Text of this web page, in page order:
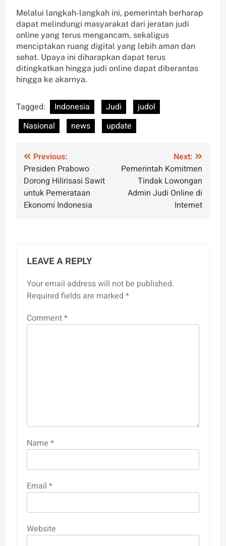
Melalui langkah-langkah ini, pemerintah berharap
dapat melindungi masyarakat dari jeratan judi
online yang terus mengancam, sekaligus
menciptakan ruang digital yang lebih aman dan
sehat. Upaya ini diharapkan dapat terus
ditingkatkan hingga judi online dapat diberantas
hingga ke akarnya.
Tagged: Indonesia Judi
judol
Nasional
news update
Post
navigation
Previous:
Presiden Prabowo
Dorong Hilirisasi Sawit
untuk Pemerataan
Ekonomi Indonesia
Next:
Pemerintah Komitmen
Tindak Lowongan
Admin Judi Online di
Internet
LEAVE A REPLY
Your email address will not be published.
Required fields are marked *
Comment*
Name *
Email *
Website